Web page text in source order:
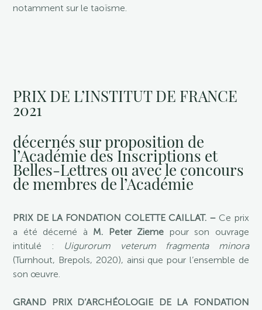
notamment sur le taoïsme.
PRIX DE L’INSTITUT DE FRANCE
2021
décernés sur proposition de
l’Académie des Inscriptions et
Belles-Lettres ou avec le concours
de membres de l’Académie
PRIX DE LA FONDATION COLETTE CAILLAT. – Ce prix
a été décerné à M. Peter Zieme pour son ouvrage
intitulé : Uigurorum veterum fragmenta minora
(Turnhout, Brepols, 2020), ainsi que pour l’ensemble de
son œuvre.
GRAND PRIX D’ARCHÉOLOGIE DE LA FONDATION